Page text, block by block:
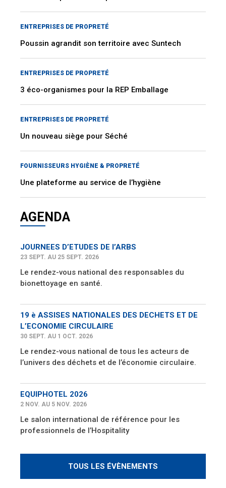
ENTREPRISES DE PROPRETÉ
Poussin agrandit son territoire avec Suntech
ENTREPRISES DE PROPRETÉ
3 éco-organismes pour la REP Emballage
ENTREPRISES DE PROPRETÉ
Un nouveau siège pour Séché
FOURNISSEURS HYGIÈNE & PROPRETÉ
Une plateforme au service de l’hygiène
AGENDA
JOURNEES D’ETUDES DE l’ARBS
23 SEPT. AU 25 SEPT. 2026
Le rendez-vous national des responsables du
bionettoyage en santé.
19 è ASSISES NATIONALES DES DECHETS ET DE
L’ECONOMIE CIRCULAIRE
30 SEPT. AU 1 OCT. 2026
Le rendez-vous national de tous les acteurs de
l’univers des déchets et de l’économie circulaire.
EQUIPHOTEL 2026
2 NOV. AU 5 NOV. 2026
Le salon international de référence pour les
professionnels de l’Hospitality
TOUS LES ÉVÈNEMENTS